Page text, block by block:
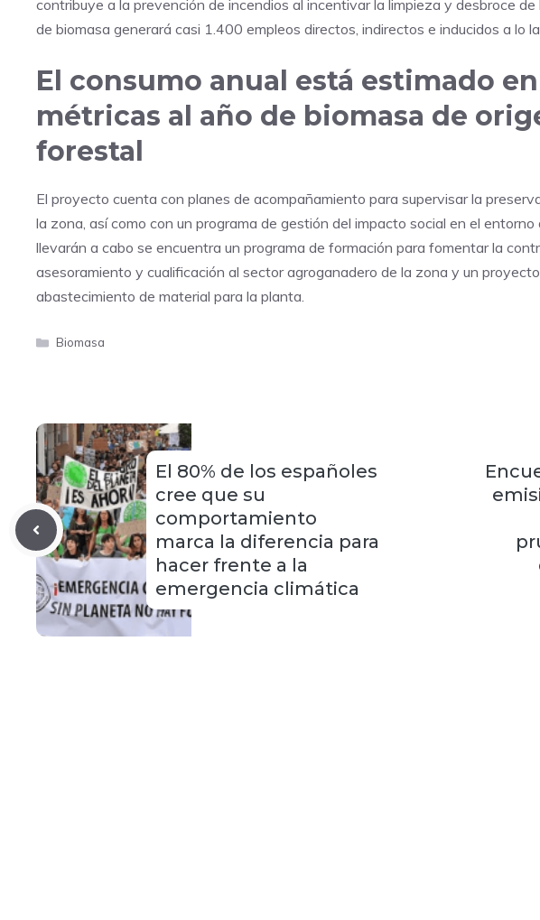
contribuye a la prevención de incendios al incentivar la limpieza y desbroce
de biomasa generará casi 1.400 empleos directos, indirectos e inducidos a lo
El consumo anual está estimado
métricas al año de biomasa de
forestal
El proyecto cuenta con planes de acompañamiento para supervisar la
la zona, así como con un programa de gestión del impacto social en el
llevarán a cabo se encuentra un programa de formación para fomentar la
asesoramiento y cualificación al sector agroganadero de la zona y un
abastecimiento de material para la planta.
Categorías
Biomasa
El 80% de los españoles
cree que su
comportamiento
marca la diferencia para
hacer frente a la
emergencia climática